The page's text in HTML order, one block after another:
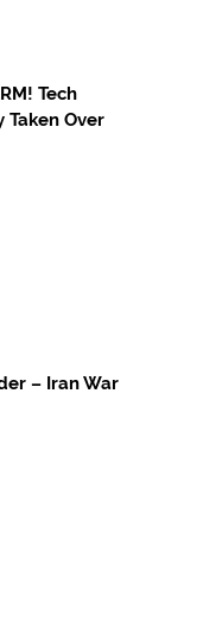
Tech
Over
– Iran War